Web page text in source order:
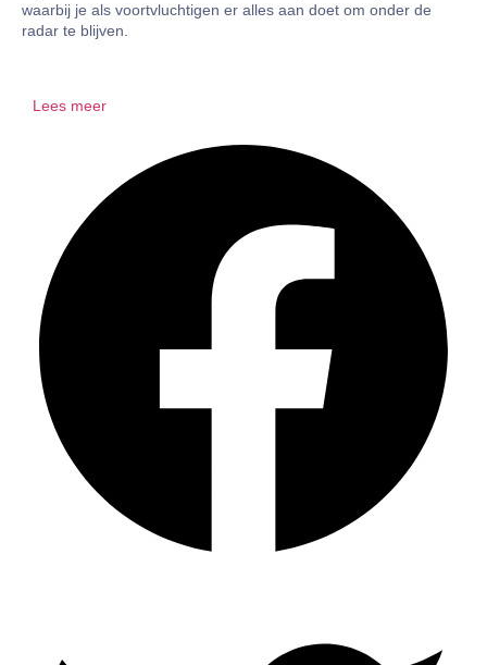
waarbij je als voortvluchtigen er alles aan doet om onder de
radar te blijven.
Lees meer